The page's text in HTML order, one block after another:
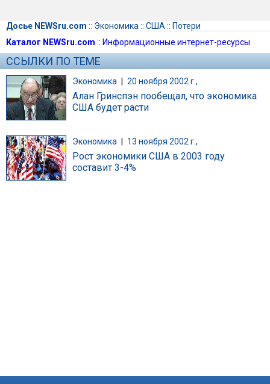
Досье NEWSru.com :: Экономика :: США :: Потери
Каталог NEWSru.com :: Информационные интернет-ресурсы
ССЫЛКИ ПО ТЕМЕ
Экономика | 20 ноября 2002 г.,
Алан Гринспэн пообещал, что экономика
США будет расти
Экономика 13 ноября 2002 г.,
Рост экономики США в 2003 году
составит 3-4%